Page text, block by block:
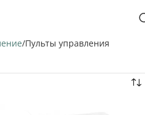
Пульты управления